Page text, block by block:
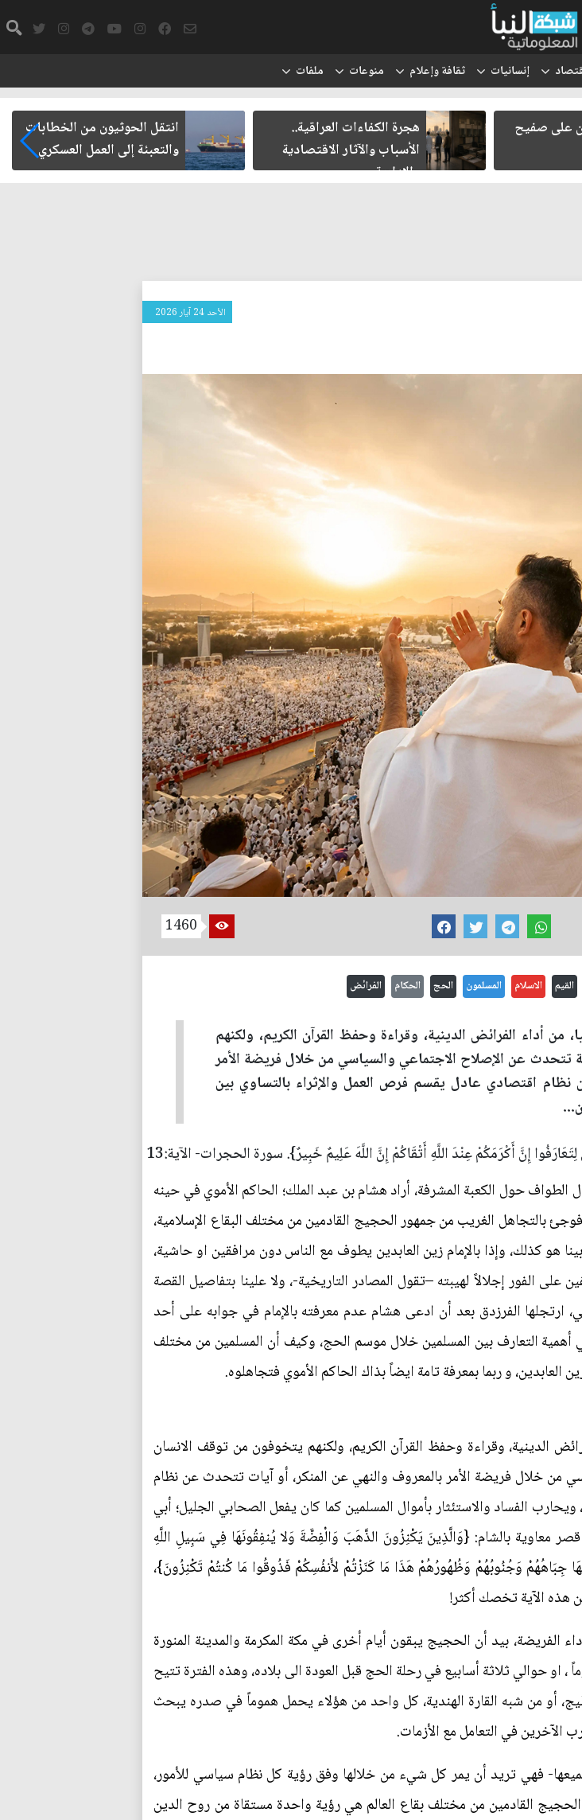
إنسانيات ثقافة وإعلام منوعات ملفات
على صفيح
هجرة الكفاءات العراقية..
الأسباب والآثار الاقتصادية
والإدارية
انتقل الحوثيون من الخطابات
والتعبئة إلى العمل العسكري
الأحد 24 آيار 2026
1460
القيم الاسلام المسلمون الحج الحكام الفرائض
من أداء الفرائض الدينية، وقراءة وحفظ القرآن الكريم، ولكنهم
تتحدث عن الإصلاح الاجتماعي والسياسي من خلال فريضة الأمر
نظام اقتصادي عادل يقسم فرص العمل والإثراء بالتساوي بين
إِنَّ أَكْرَمَكُمْ عِنْدَ اللَّهِ أَتْقَاكُمْ إِنَّ اللَّهَ عَلِيمٌ خَبِيرٌ}. سورة الحجرات- الآية:13
الطواف حول الكعبة المشرفة، أراد هشام بن عبد الملك؛ الحاكم الأموي في حينه
بالتجاهل الغريب من جمهور الحجيج القادمين من مختلف البقاع الإسلامية،
هو كذلك، وإذا بالإمام زين العابدين يطوف مع الناس دون مرافقين او حاشية،
الفور إجلالاً لهيبته –تقول المصادر التاريخية-، ولا علينا بتفاصيل القصة
الفرزدق بعد أن ادعى هشام عدم معرفته بالإمام في جوابه على أحد
أهمية التعارف بين المسلمين خلال موسم الحج، وكيف أن المسلمين من مختلف
العابدين، و ربما بمعرفة تامة ايضاً بذاك الحاكم الأموي فتجاهلوه.
الدينية، وقراءة وحفظ القرآن الكريم، ولكنهم يتخوفون من توقف الانسان
من خلال فريضة الأمر بالمعروف والنهي عن المنكر، أو آيات تتحدث عن نظام
الفساد والاستئثار بأموال المسلمين كما كان يفعل الصحابي الجليل؛ أبي
معاوية بالشام: {وَالَّذِينَ يَكْنِزُونَ الذَّهَبَ وَالْفِضَّةَ وَلا يُنفِقُونَهَا فِي سَبِيلِ اللَّهِ
وَجُنُوبُهُمْ وَظُهُورُهُمْ هَذَا مَا كَنَزْتُمْ لأَنفُسِكُمْ فَذُوقُوا مَا كُنتُمْ تَكْنِزُونَ}،
هذه الآية تخصك أكثر!
الفريضة، بيد أن الحجيج يبقون أيام أخرى في مكة المكرمة والمدينة المنورة
حوالي ثلاثة أسابيع في رحلة الحج قبل العودة الى بلاده، وهذه الفترة تتيح
أو من شبه القارة الهندية، كل واحد من هؤلاء يحمل هموماً في صدره يبحث
الآخرين في التعامل مع الأزمات.
فهي تريد أن يمر كل شيء من خلالها وفق رؤية كل نظام سياسي للأمور،
الحجيج القادمين من مختلف بقاع العالم هي رؤية واحدة مستقاة من روح الدين